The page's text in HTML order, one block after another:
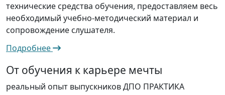
технические средства обучения, предоставляем весь
необходимый учебно-методический материал и
сопровождение слушателя.
Подробнее
От обучения к карьере мечты
реальный опыт выпускников ДПО ПРАКТИКА